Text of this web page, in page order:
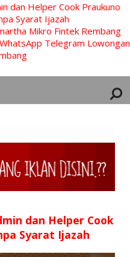
dan Helper Cook Praukuno
Syarat Ijazah
Mikro Fintek Rembang
Telegram Lowongan
dan Helper Cook
Syarat Ijazah